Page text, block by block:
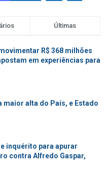
Últimas
R$ 368 milhões
em experiências para
maior alta do País, e Estado
inquérito para apurar
contra Alfredo Gaspar,